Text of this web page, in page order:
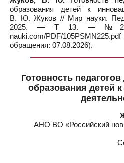
образования детей к
В. Ю. Жуков // Мир науки.
2025. — Т 13. — №2.
nauki.com/PDF/
обращения: 07.08.2026).
Готовность
образования детей
АНО ВО «Российский